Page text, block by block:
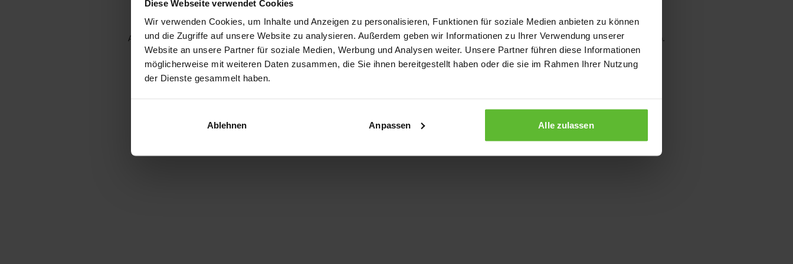
Diese Webseite verwendet Cookies
Wir verwenden Cookies, um Inhalte und Anzeigen zu personalisieren, Funktionen für soziale Medien anbieten zu können
und die Zugriffe auf unsere Website zu analysieren. Außerdem geben wir Informationen zu Ihrer Verwendung unserer
Website an unsere Partner für soziale Medien, Werbung und Analysen weiter. Unsere Partner führen diese Informationen
möglicherweise mit weiteren Daten zusammen, die Sie ihnen bereitgestellt haben oder die sie im Rahmen Ihrer Nutzung
der Dienste gesammelt haben.
Ablehnen Anpassen Alle zulassen
Application error: a client-side exception has occurred while loading www.kurzwego.de (see the browser console for more information).